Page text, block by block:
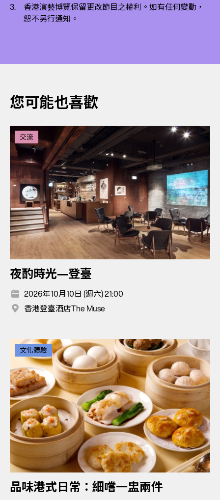
香港演藝博覽保留更改節目之權利。如有任何變動，
恕不另行通知。
您可能也喜歡
交流
夜酌時光—登臺
2026年10月10日 (週六) 21:00
香港登臺酒店The Muse
文化體驗
品味港式日常：細嚐一盅兩件